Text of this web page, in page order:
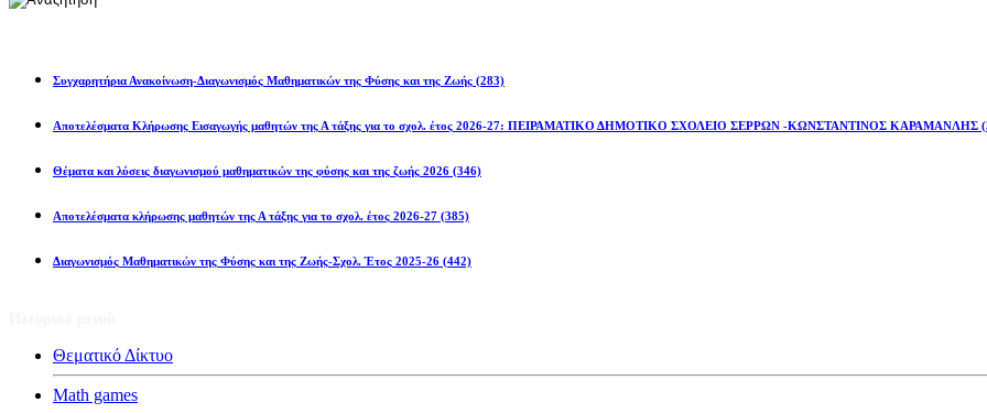
Συγχαρητήρια Ανακοίνωση-Διαγωνισμός Μαθηματικών της Φύσης και της Ζωής (283)
Αποτελέσματα Κλήρωσης Εισαγωγής μαθητών της Α τάξης για το σχολ. έτος 2026-27: ΠΕΙΡΑΜΑΤΙΚΟ ΔΗΜΟΤΙΚΟ ΣΧΟΛΕΙΟ ΣΕΡΡΩΝ -ΚΩΝΣΤΑΝΤΙΝΟΣ ΚΑΡΑΜΑΝΛΗΣ
Θέματα και λύσεις διαγωνισμού μαθηματικών της φύσης και της ζωής 2026 (346)
Αποτελέσματα κλήρωσης μαθητών της Α τάξης για το σχολ. έτος 2026-27 (385)
Διαγωνισμός Μαθηματικών της Φύσης και της Ζωής-Σχολ. Έτος 2025-26 (442)
Θεματικό Δίκτυο
Math games